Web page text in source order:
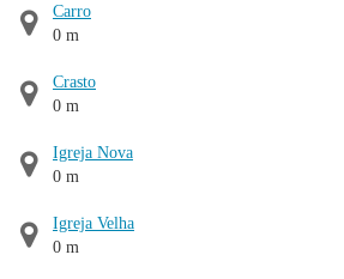
Carro
0 m
Crasto
0 m
Igreja Nova
0 m
Igreja Velha
0 m